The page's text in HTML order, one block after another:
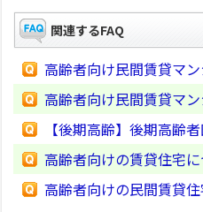
関連するFAQ
高齢者向け民間賃貸マ
高齢者向け民間賃貸マ
【後期高齢】後期高齢
高齢者向けの賃貸住宅
高齢者向けの民間賃貸